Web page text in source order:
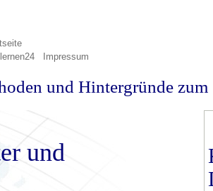
Impressum
und Hintergründe zum
und